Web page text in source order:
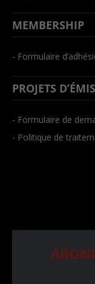
MEMBERSHIP
- Formulaire
PROJETS
- Formulaire de
- Politique de